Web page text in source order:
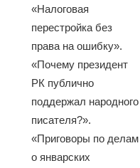
«Налоговая
перестройка без
права на ошибку».
«Почему президент
РК публично
поддержал народного
писателя?».
«Приговоры по делам
о январских